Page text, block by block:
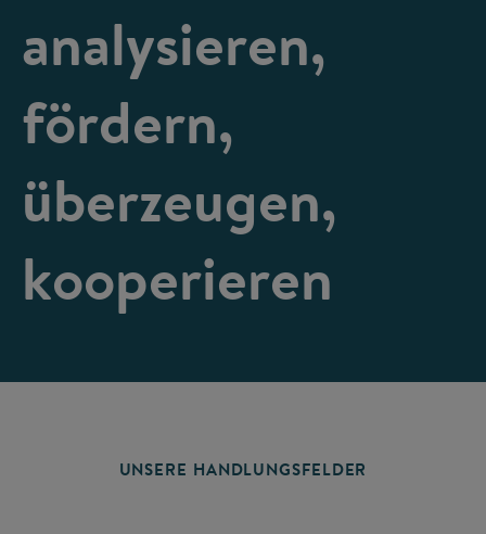
analysieren,
fördern,
überzeugen,
kooperieren
UNSERE HANDLUNGSFELDER